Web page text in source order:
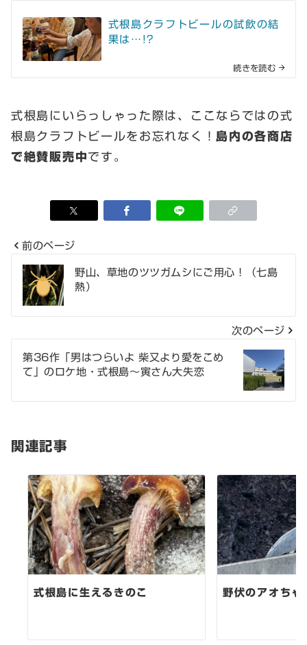
式根島クラフトビールの試飲の結
果は…!?
続きを読む
式根島にいらっしゃった際は、ここならではの式
根島クラフトビールをお忘れなく！島内の各商店
で絶賛販売中です。
投
稿
ナ
ビ
ゲ
ー
ョ
前のページ
野山、草地のツツガムシにご用心！（七島
熱）
次のページ
第36作「男はつらいよ 柴又より愛をこめ
て」のロケ地・式根島～寅さん大失恋
関連記事
式根島に生えるきのこ 野伏のアオちゃ